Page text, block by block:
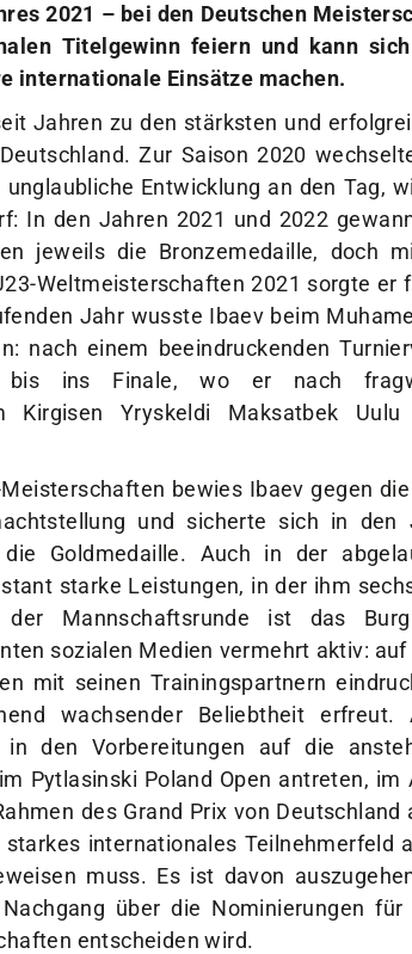
2021 – bei den Deutschen
Titelgewinn feiern und kann
internationale Einsätze machen.
Jahren zu den stärksten und
Zur Saison 2020
Entwicklung an den Tag,
In den Jahren 2021 und 2022
jeweils die Bronzemedaille, doch
Weltmeisterschaften 2021 sorgte er
Jahr wusste Ibaev beim
nach einem beeindruckenden
ins Finale, wo er nach
Kirgisen Yryskeldi Maksatbek Uulu
bewies Ibaev gegen
und sicherte sich in den
Goldmedaille. Auch in der
starke Leistungen, in der ihm
Mannschaftsrunde ist das
sozialen Medien vermehrt aktiv: auf
mit seinen Trainingspartnern
wachsender Beliebtheit erfreut.
den Vorbereitungen auf die
Pytlasinski Poland Open antreten, im
des Grand Prix von Deutschland
internationales Teilnehmerfeld
muss. Es ist davon
über die Nominierungen
entscheiden wird.